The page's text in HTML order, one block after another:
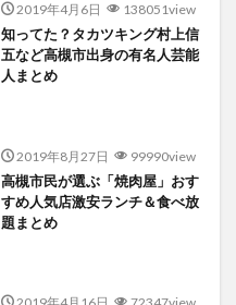
2019年4月6日 138051view
知ってた？タカツキング村上信
五など高槻市出身の有名人芸能
人まとめ
2019年8月27日 99990view
高槻市民が選ぶ「焼肉屋」おす
すめ人気店激安ランチ＆食べ放
題まとめ
2019年4月16日 72347view